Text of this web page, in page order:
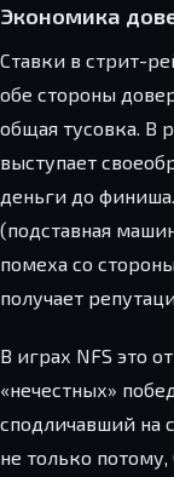
Экономика
Ставки в стрит-
обе стороны
общая тусовка. В
выступает
деньги до
(подставная
помеха со
получает
В играх NFS это
«нечестных»
сподличавший на
не только